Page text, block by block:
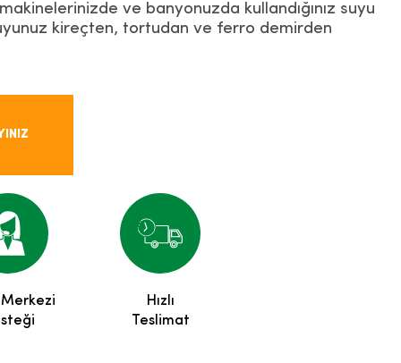
ve banyonuzda kullandığınız suyu
kireçten, tortudan ve ferro demirden
Merkezi
Hızlı
Teslimat